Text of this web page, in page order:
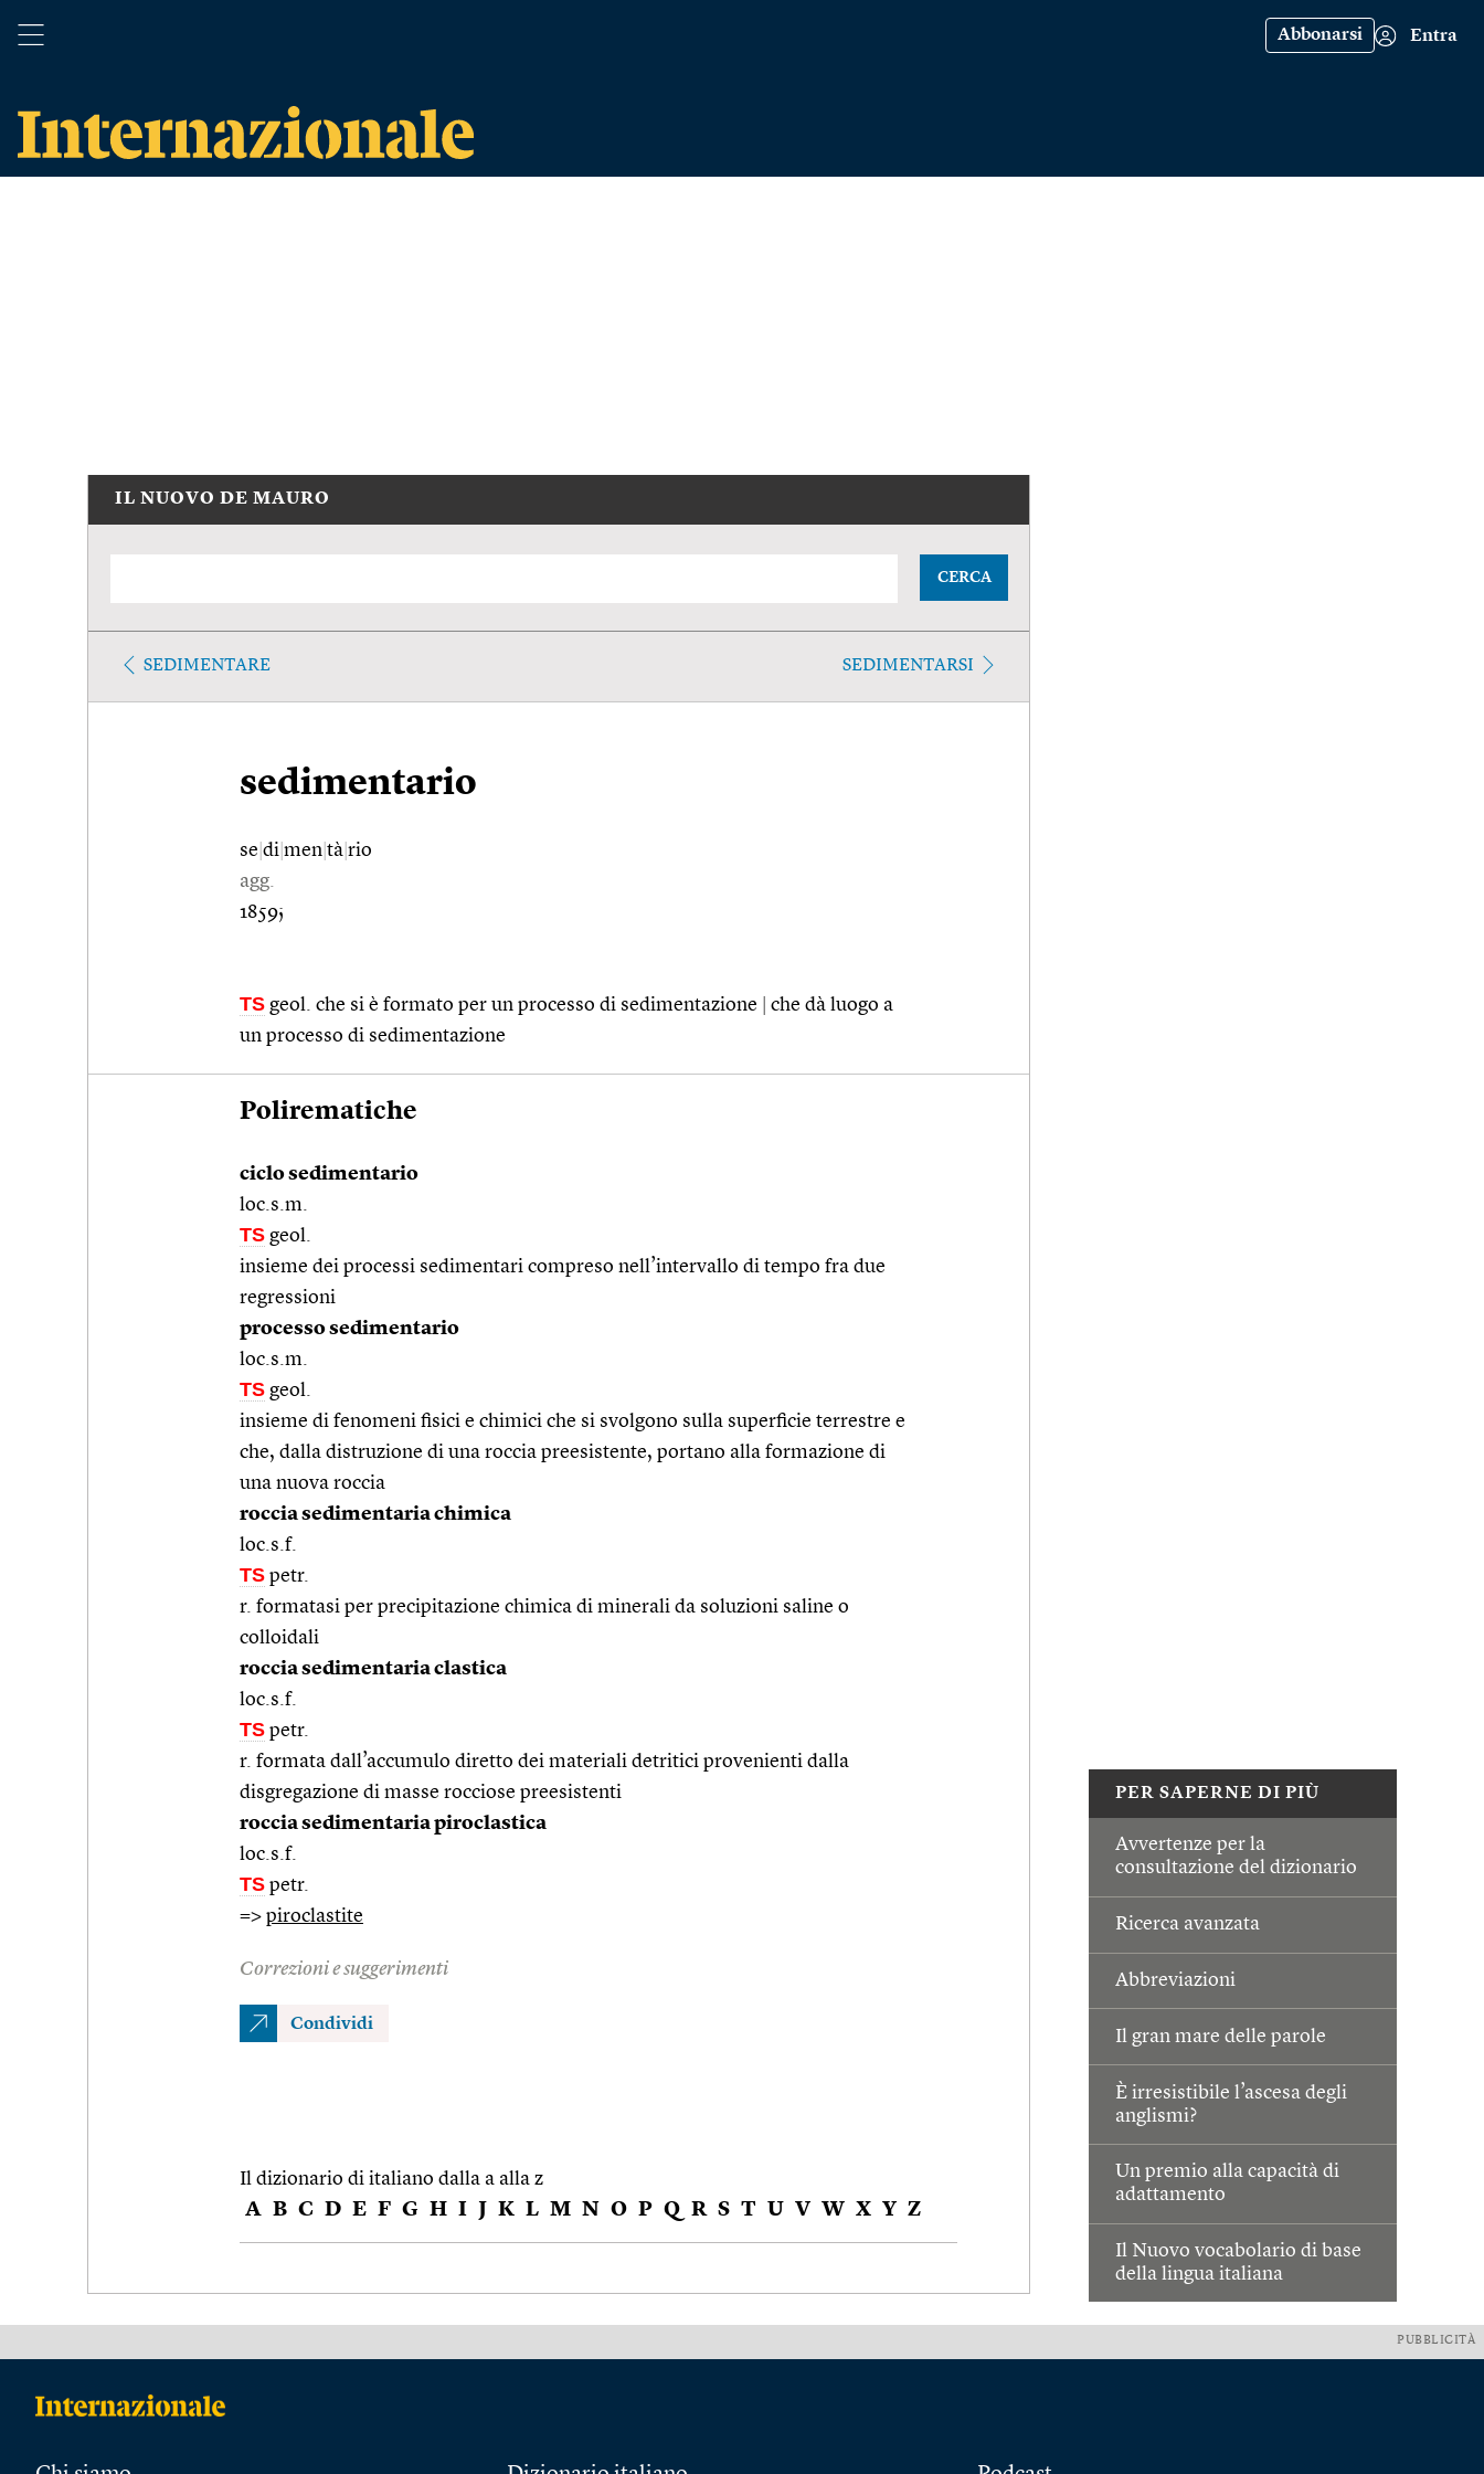
Abbonarsi Entra
PER SAPERNE DI PIÙ
Avvertenze per la
consultazione del dizionario
Ricerca avanzata
Abbreviazioni
Il gran mare delle parole
È irresistibile l’ascesa degli
anglismi?
Un premio alla capacità di
adattamento
Il Nuovo vocabolario di base
della lingua italiana
IL NUOVO DE MAURO
CERCA
SEDIMENTARE SEDIMENTARSI
sedimentario
se di men tà rio
agg.
1859;
TS geol. che si è formato per un processo di sedimentazione
che dà luogo a
un processo di sedimentazione
Polirematiche
ciclo sedimentario
loc.s.m.
TS geol.
insieme dei processi sedimentari compreso nell’intervallo di tempo fra due
regressioni
processo sedimentario
loc.s.m.
TS geol.
insieme di fenomeni fisici e chimici che si svolgono sulla superficie terrestre e
che, dalla distruzione di una roccia preesistente, portano alla formazione di
una nuova roccia
roccia sedimentaria chimica
loc.s.f.
TS petr.
r. formatasi per precipitazione chimica di minerali da soluzioni saline o
colloidali
roccia sedimentaria clastica
loc.s.f.
TS petr.
r. formata dall’accumulo diretto dei materiali detritici provenienti dalla
disgregazione di masse rocciose preesistenti
roccia sedimentaria piroclastica
loc.s.f.
TS petr.
=> piroclastite
Correzioni e suggerimenti
Condividi
Il dizionario di italiano dalla a alla z
A B C D E F G H I J K L M N O P Q R S T U V W X Y Z
PUBBLICITÀ